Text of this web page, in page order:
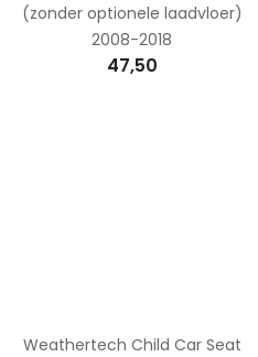
(zonder optionele laadvloer)
2008-2018
47,50
Weathertech Child Car Seat